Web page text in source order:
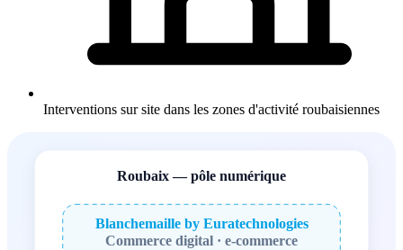
Interventions sur site dans les zones d'activité roubaisiennes
Roubaix — pôle numérique
Blanchemaille by Euratechnologies
Commerce digital · e-commerce